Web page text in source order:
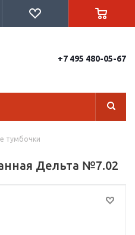
+7 495 480-05-67
тумбочки
Дельта №7.02